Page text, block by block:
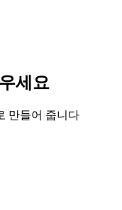
세요
만들어 줍니다